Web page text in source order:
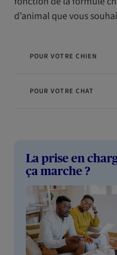
d’animal que vous
POUR VOTRE CHIEN
POUR VOTRE CHAT
La prise en
ça marche ?